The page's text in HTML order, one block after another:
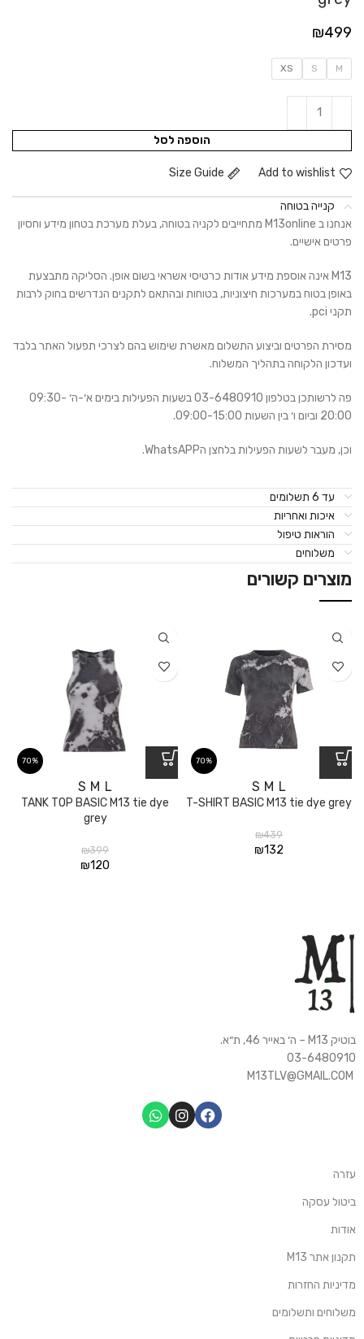
₪499
M
S
XS
הוספה לסל
Add to wishlist
Size Guide
קנייה בטוחה
אנחנו ב M13online מתחייבים לקניה בטוחה, בעלת מערכת בטחון מידע וחסיון
פרטים אישיים.
M13 אינה אוספת מידע אודות כרטיסי אשראי בשום אופן. הסליקה מתבצעת
באופן בטוח במערכות חיצוניות, בטוחות ובהתאם לתקנים הנדרשים בחוק לרבות
תקני pci.
מסירת הפרטים וביצוע התשלום מאשרת שימוש בהם לצרכי תפעול האתר בלבד
ועדכון הלקוחה בתהליך המשלוח.
פה לרשותכן בטלפון 03-6480910 בשעות הפעילות בימים א׳-ה׳ 09:30-
20:00 וביום ו׳ בין השעות 09:00-15:00.
וכן, מעבר לשעות הפעילות בלחצן הWhatsAPP.
עד 6 תשלומים
איכות ואחריות
הוראות טיפול
משלוחים
מוצרים קשורים
70%
L
M
S
T-SHIRT BASIC M13 tie dye grey
₪439
₪132
70%
L
M
S
TANK TOP BASIC M13 tie dye
grey
₪399
₪120
בוטיק M13 – ה׳ באייר 46, ת״א.
03-6480910
עזרה
ביטול עסקה
אודות
תקנון אתר M13
מדיניות החזרות
משלוחים ותשלומים